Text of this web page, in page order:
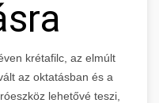
krétafilc, az elmúlt
az oktatásban és a
lehetővé teszi,